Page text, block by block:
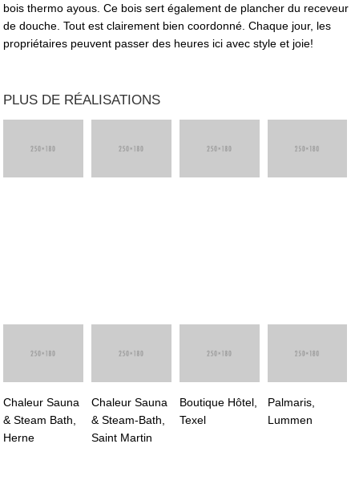
bois thermo ayous. Ce bois sert également de plancher du receveur
de douche. Tout est clairement bien coordonné. Chaque jour, les
propriétaires peuvent passer des heures ici avec style et joie!
PLUS DE RÉALISATIONS
Chaleur Sauna
& Steam Bath,
Herne
Chaleur Sauna
& Steam-Bath,
Saint Martin
Boutique Hôtel,
Texel
Palmaris,
Lummen